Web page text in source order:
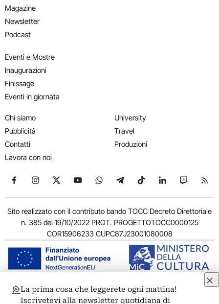
Magazine
Newsletter
Podcast
Eventi e Mostre
Inaugurazioni
Finissage
Eventi in giornata
Chi siamo
Pubblicità
Contatti
Lavora con noi
University
Travel
Produzioni
Seguici su Facebook
Seguici su Instagram
Seguici su X
Seguici su YouTube
Seguici su WhatsApp
Seguici su Telegram
Seguici su TikTok
Seguici su
Seguici
Sito realizzato con il contributo bando TOCC Decreto Direttoriale
n. 385 del 19/10/2022 PROT. PROGETTOTOCC0000125
COR15906233 CUPC87J23001080008
© 2011-2026 ARTRIBUNE srl – Corso Vittorio Emanuele II, 287 –
La prima cosa che leggerete ogni mattina!
Iscrivetevi alla newsletter quotidiana di